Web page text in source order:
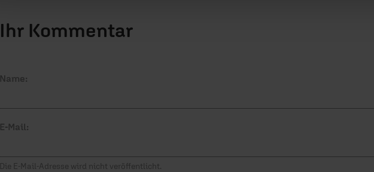
Ihr Kommentar
Name:
E-Mail:
Die E-Mail-Adresse wird nicht veröffentlicht.